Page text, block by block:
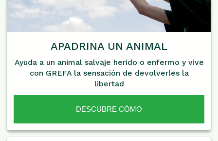
APADRINA UN ANIMAL
Ayuda a un animal salvaje herido o enfermo y vive
con GREFA la sensación de devolverles la
libertad
DESCUBRE CÓMO